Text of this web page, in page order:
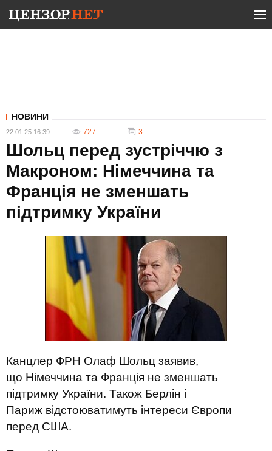
НОВИНИ
22.01.25 16:39 727 3
Шольц перед зустріччю з
Макроном: Німеччина та
Франція не зменшать
підтримку України
Канцлер ФРН Олаф Шольц заявив,
що Німеччина та Франція не зменшать
підтримку України. Також Берлін і
Париж відстоюватимуть інтереси Європи
перед США.